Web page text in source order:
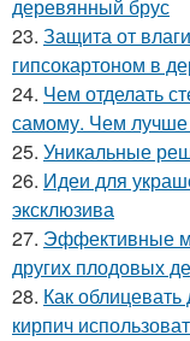
деревянный брус
23. Защита от
гипсокартоном в
24. Чем отделать
самому. Чем лучше
25. Уникальные
26. Идеи для
эксклюзива
27. Эффективные
других плодовых
28. Как
кирпич